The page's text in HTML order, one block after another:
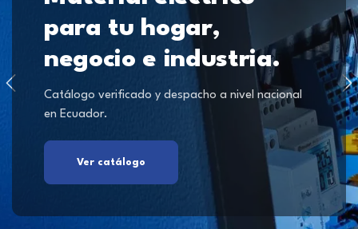
para tu hogar,
negocio e industria.
Catálogo verificado y despacho a nivel nacional
en Ecuador.
Ver catálogo